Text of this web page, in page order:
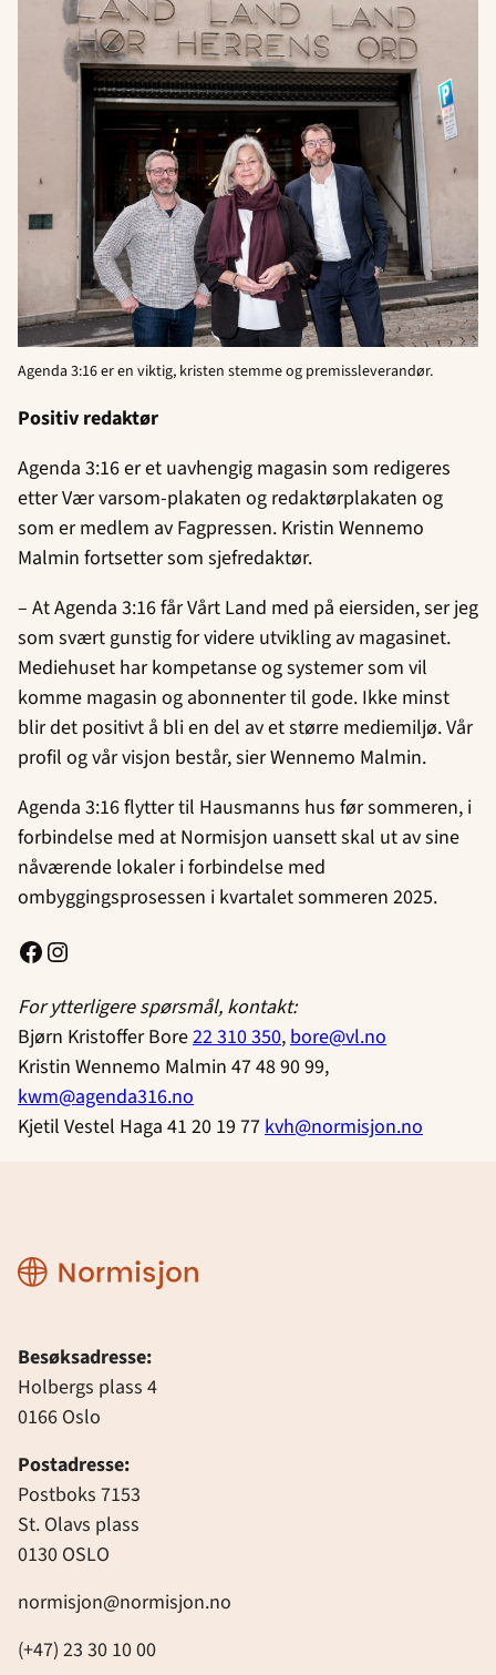
Agenda 3:16 er en viktig, kristen stemme og premissleverandør.
Positiv redaktør
Agenda 3:16 er et uavhengig magasin som redigeres
etter Vær varsom-plakaten og redaktørplakaten og
som er medlem av Fagpressen. Kristin Wennemo
Malmin fortsetter som sjefredaktør.
– At Agenda 3:16 får Vårt Land med på eiersiden, ser jeg
som svært gunstig for videre utvikling av magasinet.
Mediehuset har kompetanse og systemer som vil
komme magasin og abonnenter til gode. Ikke minst
blir det positivt å bli en del av et større mediemiljø. Vår
profil og vår visjon består, sier Wennemo Malmin.
Agenda 3:16 flytter til Hausmanns hus før sommeren, i
forbindelse med at Normisjon uansett skal ut av sine
nåværende lokaler i forbindelse med
ombyggingsprosessen i kvartalet sommeren 2025.
Facebook
Instagram
For ytterligere spørsmål, kontakt:
Bjørn Kristoffer Bore22 310 350,bore@vl.no
Kristin Wennemo Malmin 47 48 90 99,
kwm@agenda316.no
Kjetil Vestel Haga 41 20 19 77kvh@normisjon.no
Normisjon
Besøksadresse:
Holbergs plass 4
0166 Oslo
Postadresse:
Postboks 7153
St. Olavs plass
0130 OSLO
normisjon@normisjon.no
(+47) 23 30 10 00